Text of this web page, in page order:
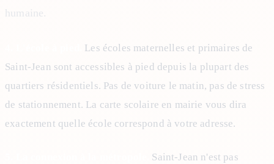
humaine.
Les écoles maternelles et primaires de
Saint-Jean sont accessibles à pied depuis la plupart des
quartiers résidentiels. Pas de voiture le matin, pas de stress
de stationnement. La carte scolaire en mairie vous dira
exactement quelle école correspond à votre adresse.
Saint-Jean n'est pas